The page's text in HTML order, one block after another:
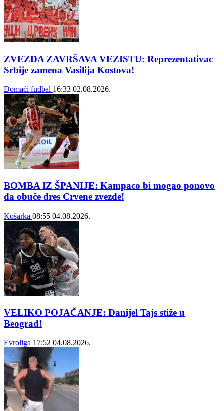
ZVEZDA ZAVRŠAVA VEZISTU: Reprezentativac
Srbije zamena Vasilija Kostova!
Domaći fudbal 16:33 02.08.2026.
BOMBA IZ ŠPANIJE: Kampaco bi mogao ponovo
da obuče dres Crvene zvezde!
Košarka 08:55 04.08.2026.
VELIKO POJAČANJE: Danijel Tajs stiže u
Beograd!
Evroliga 17:52 04.08.2026.